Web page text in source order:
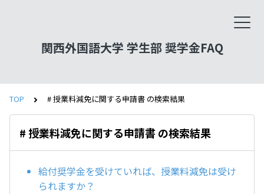
関西外国語大学 学生部 奨学金FAQ
TOP # 授業料減免に関する申請書 の検索結果
# 授業料減免に関する申請書 の検索結果
給付奨学金を受けていれば、授業料減免は受け
られますか？